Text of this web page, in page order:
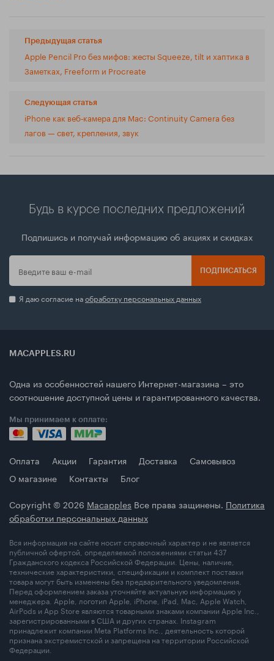
Предыдущая статья
Apple Pencil Pro без мифов: жесты Squeeze, tilt и хаптика в
Заметках, Freeform и Procreate
Следующая статья
iPhone как веб‑камера для Mac: Continuity Camera без
лагов — свет, крепления, звук
Будь в курсе последних предложений
Подпишись и получай информацию об акциях и скидках
ПОДПИСАТЬСЯ
Я даю согласие наобработку персональных данных
MACAPPLES.RU
Одна из особенностей нашего Интернет-магазина – это
соотношение доступной цены и гарантированного качества.
Мы принимаем к оплате:
Оплата Акции Гарантия Доставка
Самовывоз
О магазине
Контакты
Блог
Copyright © 2026 Macapples Все права защинены. Политика
обработки персональных данных
Вся информация на сайте носит справочный характер и не является
публичной офертой, определяемой положениями статьи 437
Гражданского кодекса Российской Федерации. Цены, наличие,
технические характеристики, спецификации и комплект поставки
товара могут быть изменены без предварительного уведомления.
Перед оформлением заказа уточняйте актуальную информацию у
менеджера. Apple, логотип Apple, iPhone, iPad, Mac, Apple Watch,
AirPods и App Store являются товарными знаками компании Apple Inc.,
зарегистрированными в США и других странах. Instagram
принадлежит компании Meta Platforms Inc., деятельность которой
признана экстремистской и запрещена на территории Российской
Федерации.